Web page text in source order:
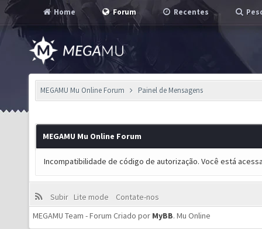
Home Forum Recentes
MEGAMU Mu Online Forum Painel de Mensagens
MEGAMU Mu Online Forum
Incompatibilidade de código de autorização. Você está
Subir Lite mode
Contate-nos
MEGAMU Team - Forum Criado por MyBB. Mu Online